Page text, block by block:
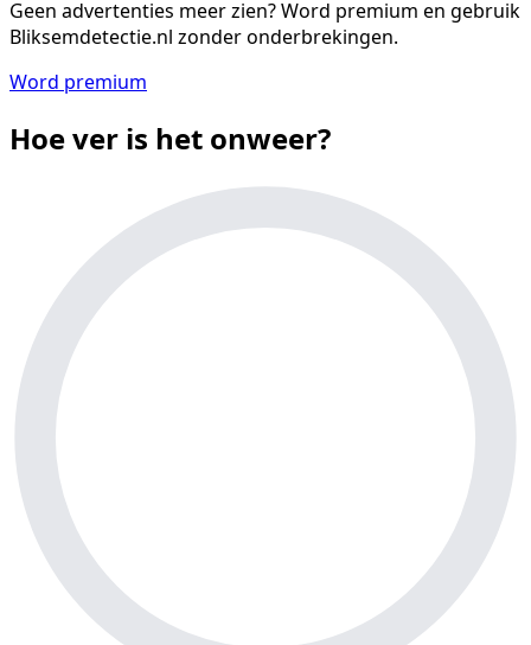
Geen advertenties meer zien?Word premium en gebruik
Bliksemdetectie.nl zonder onderbrekingen.
Word premium
Hoe ver is het onweer?